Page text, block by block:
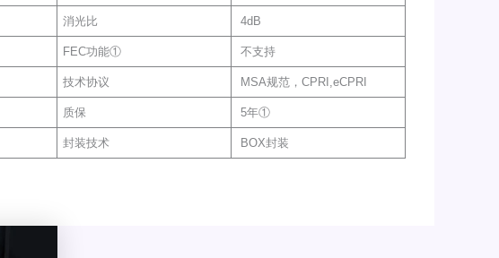
消光比 4dB
FEC功能① 不支持
技术协议 MSA规范，CPRI,eCPRI
质保 5年①
封装技术 BOX封装